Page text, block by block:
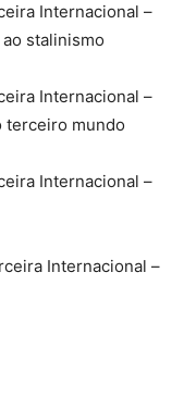
Internacional –
stalinismo
Internacional –
terceiro mundo
Internacional –
Internacional –